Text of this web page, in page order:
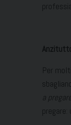
Per
a pregare